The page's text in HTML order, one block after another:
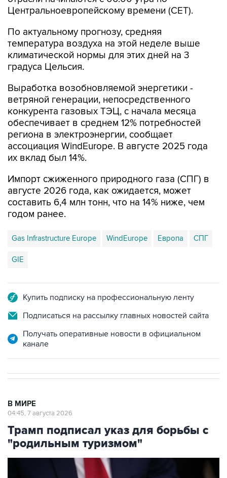
Центральноевропейскому времени (CET).
По актуальному прогнозу, средняя
температура воздуха на этой неделе выше
климатической нормы для этих дней на 3
градуса Цельсия.
Выработка возобновляемой энергетики -
ветряной генерации, непосредственного
конкурента газовых ТЭЦ, с начала месяца
обеспечивает в среднем 12% потребностей
региона в электроэнергии, сообщает
ассоциация WindEurope. В августе 2025 года
их вклад был 14%.
Импорт сжиженного природного газа (СПГ) в
августе 2026 года, как ожидается, может
составить 6,4 млн тонн, что на 14% ниже, чем
годом ранее.
Gas Infrastructure Europe WindEurope Европа СПГ
GIE
Купить подписку на профессиональную ленту
Подписаться на рассылку главных новостей сайта
Получать оперативные новости в официальном
канале
В МИРЕ
04:45, 7 августа 2026
Трамп подписал указ для борьбы с
"родильным туризмом"